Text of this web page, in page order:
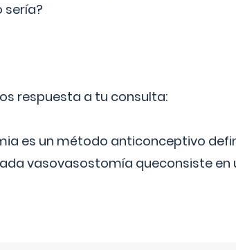
respuesta a tu consulta:
es un método anticonceptivo
vasovasostomía queconsiste en